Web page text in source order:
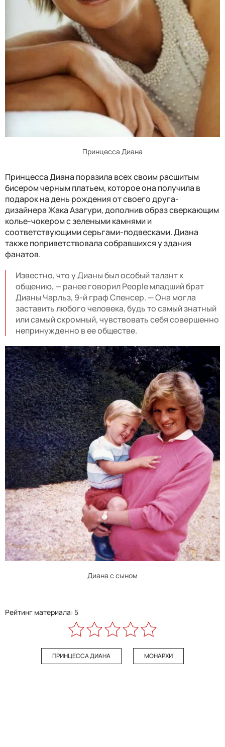
Принцесса Диана
Принцесса Диана поразила всех своим расшитым
бисером черным платьем, которое она получила в
подарок на день рождения от своего друга-
дизайнера Жака Азагури, дополнив образ сверкающим
колье-чокером с зелеными камнями и
соответствующими серьгами-подвесками. Диана
также поприветствовала собравшихся у здания
фанатов.
Известно, что у Дианы был особый талант к
общению, — ранее говорил People младший брат
Дианы Чарльз, 9-й граф Спенсер. — Она могла
заставить любого человека, будь то самый знатный
или самый скромный, чувствовать себя совершенно
непринужденно в ее обществе.
Диана с сыном
Рейтинг материала: 5
ПРИНЦЕССА ДИАНА МОНАРХИ